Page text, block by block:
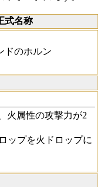
式名称
ドのホルン
火属性の攻撃力が2
ップを火ドロップに